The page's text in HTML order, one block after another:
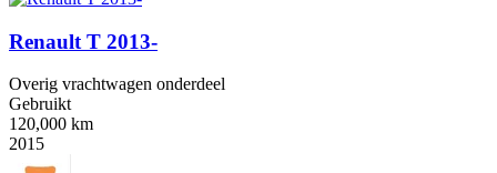
Renault T 2013-
Overig vrachtwagen onderdeel
Gebruikt
120,000 km
2015